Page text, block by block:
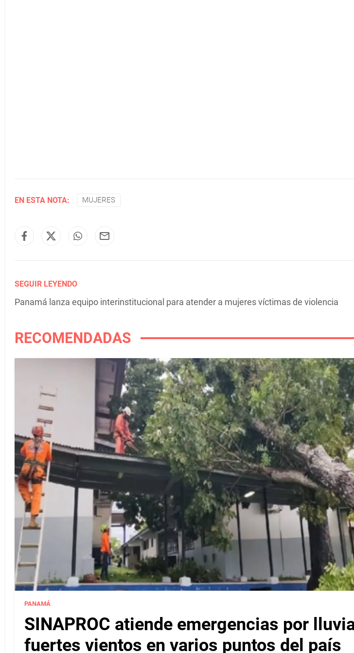
EN ESTA NOTA: MUJERES
SEGUIR LEYENDO
Panamá lanza equipo interinstitucional para atender a mujeres víctimas de violencia
RECOMENDADAS
PANAMÁ
SINAPROC atiende emergencias por
fuertes vientos en varios puntos del país